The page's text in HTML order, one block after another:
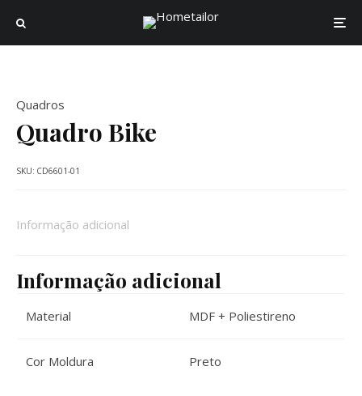
Quadros
Quadro Bike
SKU: CD6601-01
Informação adicional
Informação adicional
Material MDF + Poliestireno
Cor Moldura Preto